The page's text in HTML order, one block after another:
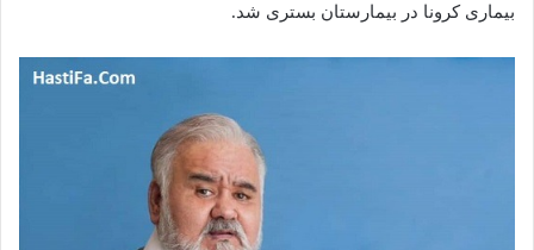
بیماری کرونا در بیمارستان بستری شد.